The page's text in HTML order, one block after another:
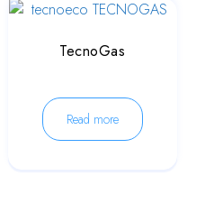
TecnoGas
Read more